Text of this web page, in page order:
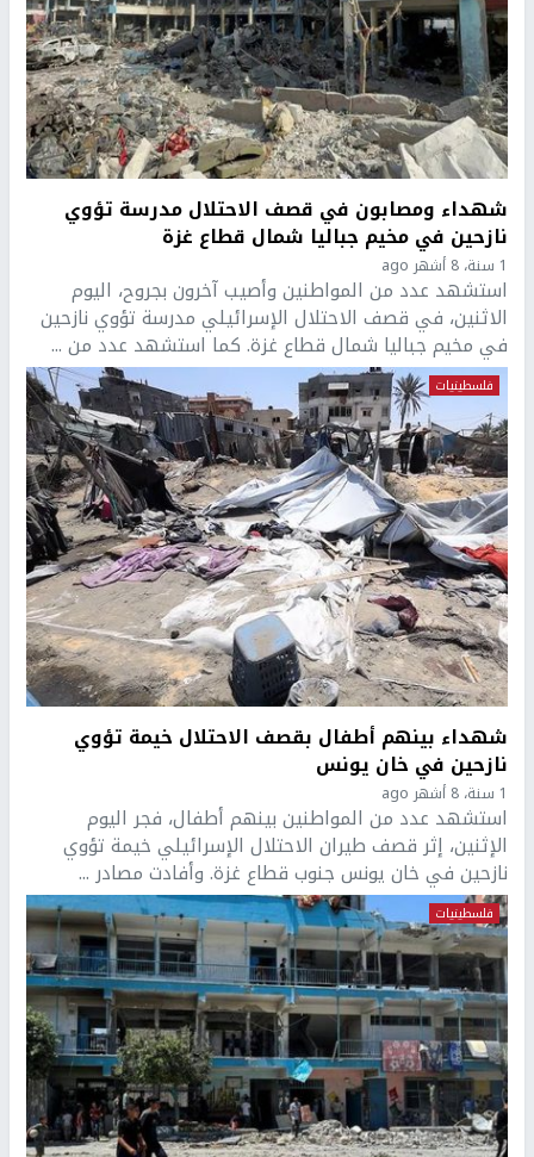
شهداء ومصابون في قصف الاحتلال مدرسة تؤوي
نازحين في مخيم جباليا شمال قطاع غزة
1 سنة، 8 أشهر ago
استشهد عدد من المواطنين وأصيب آخرون بجروح، اليوم
الاثنين، في قصف الاحتلال الإسرائيلي مدرسة تؤوي نازحين
في مخيم جباليا شمال قطاع غزة. كما استشهد عدد من ...
فلسطينيات
شهداء بينهم أطفال بقصف الاحتلال خيمة تؤوي
نازحين في خان يونس
1 سنة، 8 أشهر ago
استشهد عدد من المواطنين بينهم أطفال، فجر اليوم
الإثنين، إثر قصف طيران الاحتلال الإسرائيلي خيمة تؤوي
نازحين في خان يونس جنوب قطاع غزة. وأفادت مصادر ...
فلسطينيات